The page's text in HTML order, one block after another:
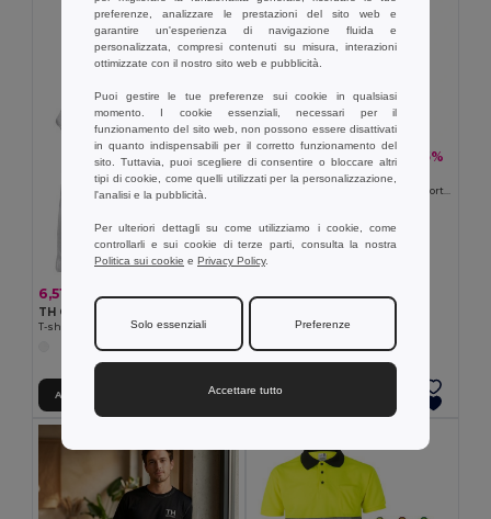
6,51 €
TH Clothes 30121
Aggiungi al carrello
8,51 € 11,39 € -25%
TH Clothes 30130
Polo da uomo in cotone a maniche corte. colore bianco
Aggiungi al carrello
preferenze, analizzare le prestazioni del sito web e
garantire un'esperienza di navigazione fluida e
personalizzata, compresi contenuti su misura, interazioni
ottimizzate con il nostro sito web e pubblicità.
Puoi gestire le tue preferenze sui cookie in qualsiasi
momento. I cookie essenziali, necessari per il
funzionamento del sito web, non possono essere disattivati
in quanto indispensabili per il corretto funzionamento del
sito. Tuttavia, puoi scegliere di consentire o bloccare altri
tipi di cookie, come quelli utilizzati per la personalizzazione,
l'analisi e la pubblicità.
Per ulteriori dettagli su come utilizziamo i cookie, come
controllarli e sui cookie di terze parti, consulta la nostra
Politica sui cookie e Privacy Policy.
Solo essenziali Preferenze
Accettare tutto